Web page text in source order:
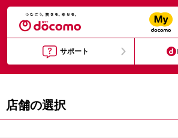
サポート
店舗の選択